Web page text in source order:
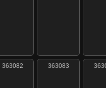
363082 363083